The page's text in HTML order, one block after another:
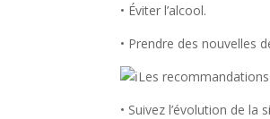
• Éviter l’alcool.
• Prendre des nouvelles
Les
• Suivez l’évolution de